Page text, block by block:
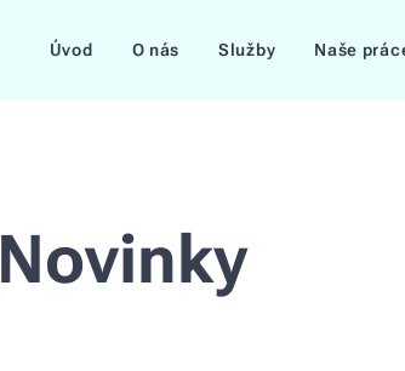
Úvod O nás Služby Naše
Novinky